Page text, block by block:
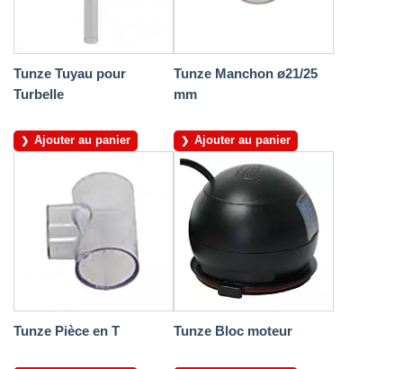
Tunze Tuyau pour
Turbelle
Ajouter au panier
Tunze Manchon ø21/25
mm
Ajouter au panier
Tunze Pièce en T Tunze Bloc moteur